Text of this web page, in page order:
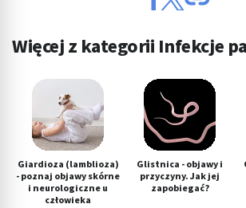
Więcej z kategorii Infekcje
Giardioza (lamblioza)
- poznaj objawy skórne
i neurologiczne u
człowieka
Glistnica - objawy i
przyczyny. Jak jej
zapobiegać?